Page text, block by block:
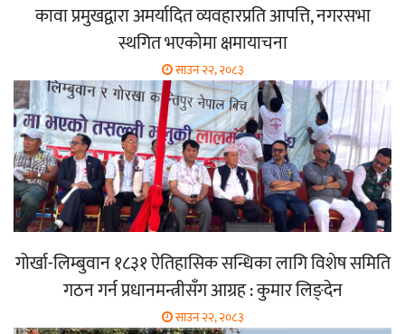
कावा प्रमुखद्वारा अमर्यादित व्यवहारप्रति आपत्ति, नगरसभा
स्थगित भएकोमा क्षमायाचना
साउन २२, २०८३
गोर्खा-लिम्बुवान १८३१ ऐतिहासिक सन्धिका लागि विशेष समिति
गठन गर्न प्रधानमन्त्रीसँग आग्रह : कुमार लिङ्देन
साउन २२, २०८३